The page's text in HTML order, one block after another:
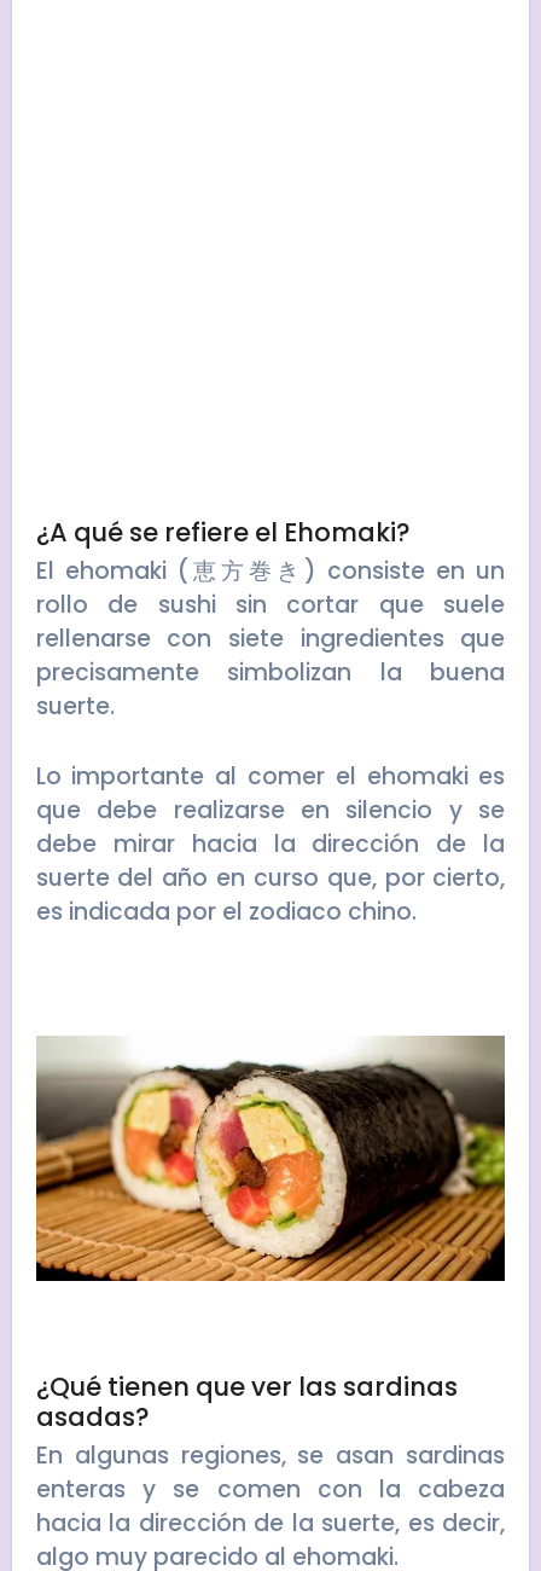
¿A qué se refiere el Ehomaki?
El ehomaki (恵方巻き) consiste en un
rollo de sushi sin cortar que suele
rellenarse con siete ingredientes que
precisamente simbolizan la buena
suerte.
Lo importante al comer el ehomaki es
que debe realizarse en silencio y se
debe mirar hacia la dirección de la
suerte del año en curso que, por cierto,
es indicada por el zodiaco chino.
¿Qué tienen que ver las sardinas
asadas?
En algunas regiones, se asan sardinas
enteras y se comen con la cabeza
hacia la dirección de la suerte, es decir,
algo muy parecido al ehomaki.